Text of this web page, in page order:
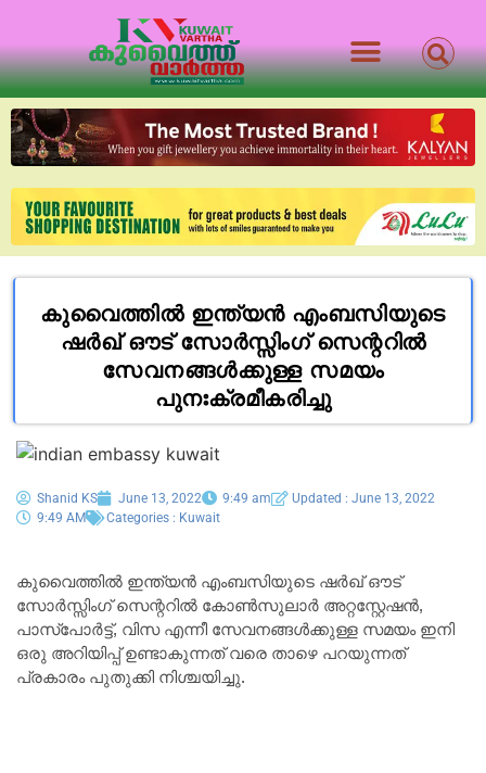
കുവൈത്തിൽ ഇന്ത്യൻ എംബസിയുടെ
ഷർഖ്‌ ഔട്‌ സോർസ്സിംഗ്‌ സെന്ററിൽ
സേവനങ്ങൾക്കുള്ള സമയം
പുനഃക്രമീകരിച്ചു
Shanid KS June 13, 2022 9:49 am
Updated : June 13, 2022
9:49 AM
Categories : Kuwait
കുവൈത്തിൽ ഇന്ത്യൻ എംബസിയുടെ ഷർഖ്‌ ഔട്‌
സോർസ്സിംഗ്‌ സെന്ററിൽ കോൺസുലാർ അറ്റസ്റ്റേഷൻ,
പാസ്‌പോർട്ട്, വിസ എന്നീ സേവനങ്ങൾക്കുള്ള സമയം ഇനി
ഒരു അറിയിപ്പ്‌ ഉണ്ടാകുന്നത്‌ വരെ താഴെ പറയുന്നത്‌
പ്രകാരം പുതുക്കി നിശ്ചയിച്ചു.